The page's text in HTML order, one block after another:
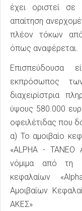
έχει οριστεί σε
απαίτηση
πλέον τόκων
όπως αναφέρεται.
Επισπεύδουσα
εκπρόσωπος
διαχειρίστρια
ύψους 580.000
οφειλέτιδας που
α) Το αμοιβαίο
«ALPHA - ΤΑΝΕΟ
νόμιμα από τη
κεφαλαίων
Αμοιβαίων
ΑΚΕΣ»